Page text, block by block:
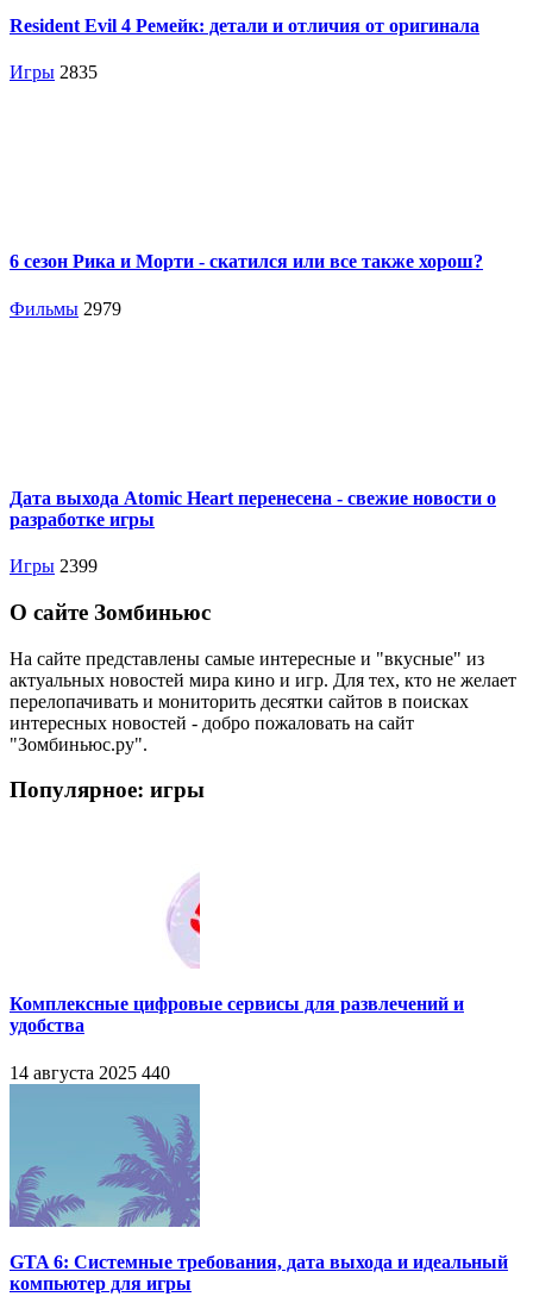
Resident Evil 4 Ремейк: детали и отличия от оригинала
Игры 2835
6 сезон Рика и Морти - скатился или все также хорош?
Фильмы 2979
Дата выхода Atomic Heart перенесена - свежие новости о
разработке игры
Игры 2399
О сайте Зомбиньюс
На сайте представлены самые интересные и "вкусные" из
актуальных новостей мира кино и игр. Для тех, кто не желает
перелопачивать и мониторить десятки сайтов в поисках
интересных новостей - добро пожаловать на сайт
"Зомбиньюс.ру".
Популярное: игры
Комплексные цифровые сервисы для развлечений и
удобства
14 августа 2025 440
GTA 6: Системные требования, дата выхода и идеальный
компьютер для игры